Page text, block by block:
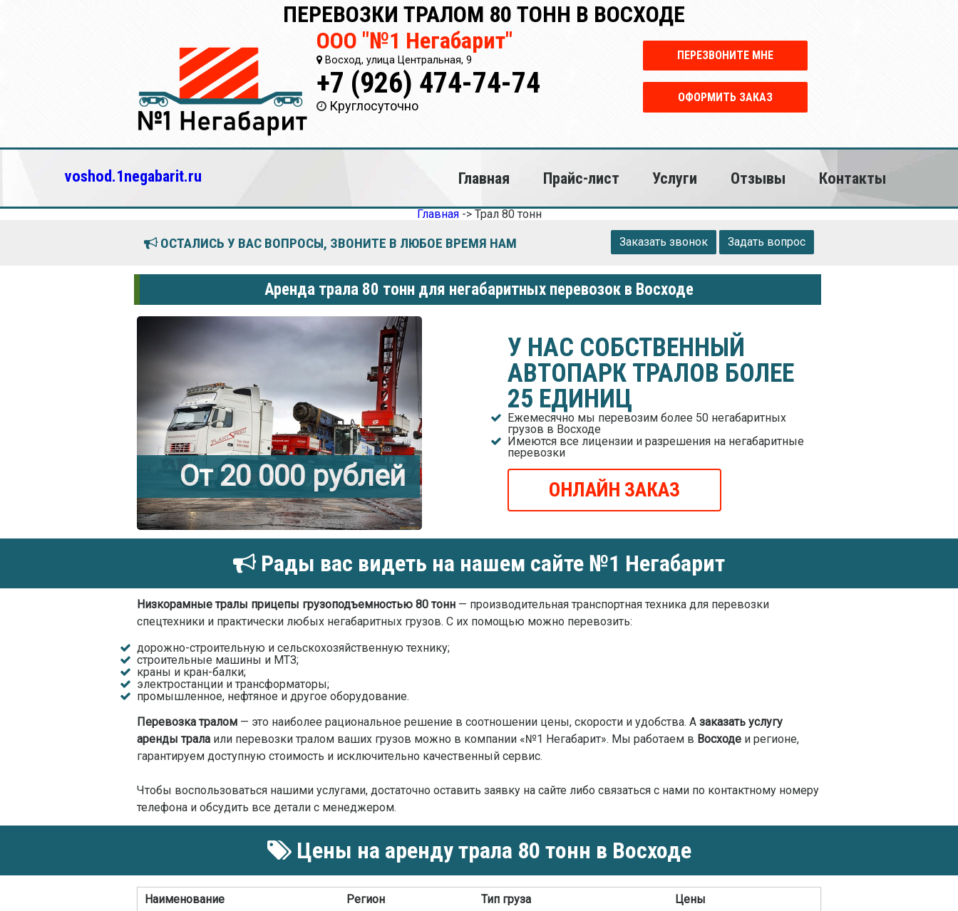
ПЕРЕВОЗКИ ТРАЛОМ 80 ТОНН В ВОСХОДЕ
ООО "№1 Негабарит"
Восход, улица Центральная, 9
+7 (926) 474-74-74
Круглосуточно
ПЕРЕЗВОНИТЕ МНЕ
ОФОРМИТЬ ЗАКАЗ
voshod.1negabarit.ru Главная Прайс-лист Услуги Отзывы Контакты
Главная-> Трал 80 тонн
ОСТАЛИСЬ У ВАС ВОПРОСЫ, ЗВОНИТЕ В ЛЮБОЕ ВРЕМЯ НАМ Заказать звонок Задать вопрос
Аренда трала 80 тонн для негабаритных перевозок в Восходе
От 20 000 рублей
У НАС СОБСТВЕННЫЙ
АВТОПАРК ТРАЛОВ БОЛЕЕ
25 ЕДИНИЦ
Ежемесячно мы перевозим более 50 негабаритных
грузов в Восходе
Имеются все лицензии и разрешения на негабаритные
перевозки
ОНЛАЙН ЗАКАЗ
Рады вас видеть на нашем сайте №1 Негабарит
Низкорамные тралы прицепы грузоподъемностью 80 тонн — производительная транспортная техника для перевозки
спецтехники и практически любых негабаритных грузов. С их помощью можно перевозить:
дорожно-строительную и сельскохозяйственную технику;
строительные машины и МТЗ;
краны и кран-балки;
электростанции и трансформаторы;
промышленное, нефтяное и другое оборудование.
Перевозка тралом — это наиболее рациональное решение в соотношении цены, скорости и удобства. А заказать услугу
аренды трала или перевозки тралом ваших грузов можно в компании «№1 Негабарит». Мы работаем в Восходе и регионе,
гарантируем доступную стоимость и исключительно качественный сервис.
Чтобы воспользоваться нашими услугами, достаточно оставить заявку на сайте либо связаться с нами по контактному номеру
телефона и обсудить все детали с менеджером.
Цены на аренду трала 80 тонн в Восходе
Наименование Регион Тип груза
Цены